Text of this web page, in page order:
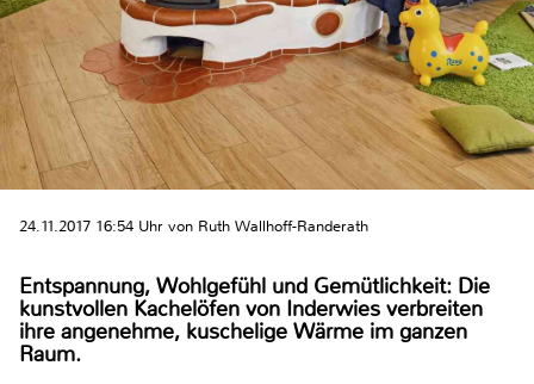
24.11.2017 16:54 Uhr von Ruth Wallhoff-Randerath
Entspannung, Wohlgefühl und Gemütlichkeit: Die
kunstvollen Kachelöfen von Inderwies verbreiten
ihre angenehme, kuschelige Wärme im ganzen
Raum.